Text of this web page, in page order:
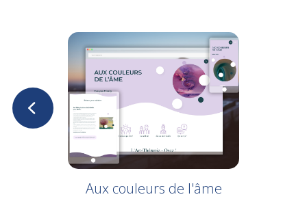
Aux couleurs de l'âme